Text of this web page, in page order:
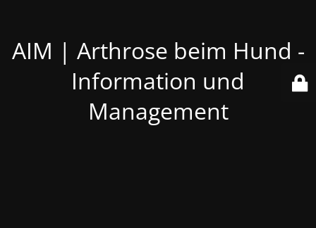
AIM | Arthrose beim Hund -
Information und
Management